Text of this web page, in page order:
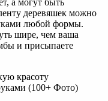
а могут быть
деревяшек можно
любой формы.
шире, чем ваша
и присыпаете
красоту